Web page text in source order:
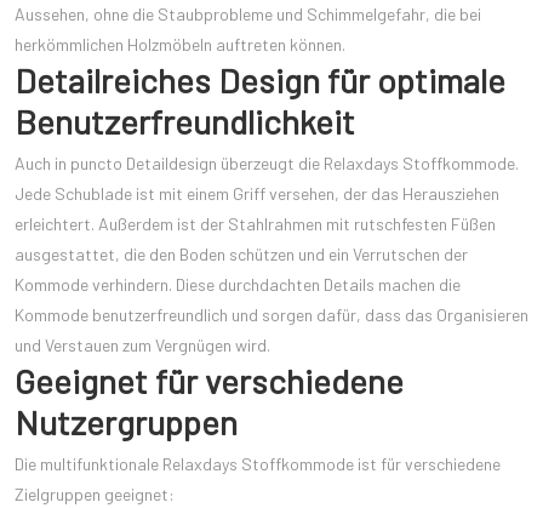
Aussehen, ohne die Staubprobleme und Schimmelgefahr, die bei
herkömmlichen Holzmöbeln auftreten können.
Detailreiches Design für optimale
Benutzerfreundlichkeit
Auch in puncto Detaildesign überzeugt die Relaxdays Stoffkommode.
Jede Schublade ist mit einem Griff versehen, der das Herausziehen
erleichtert. Außerdem ist der Stahlrahmen mit rutschfesten Füßen
ausgestattet, die den Boden schützen und ein Verrutschen der
Kommode verhindern. Diese durchdachten Details machen die
Kommode benutzerfreundlich und sorgen dafür, dass das Organisieren
und Verstauen zum Vergnügen wird.
Geeignet für verschiedene
Nutzergruppen
Die multifunktionale Relaxdays Stoffkommode ist für verschiedene
Zielgruppen geeignet: